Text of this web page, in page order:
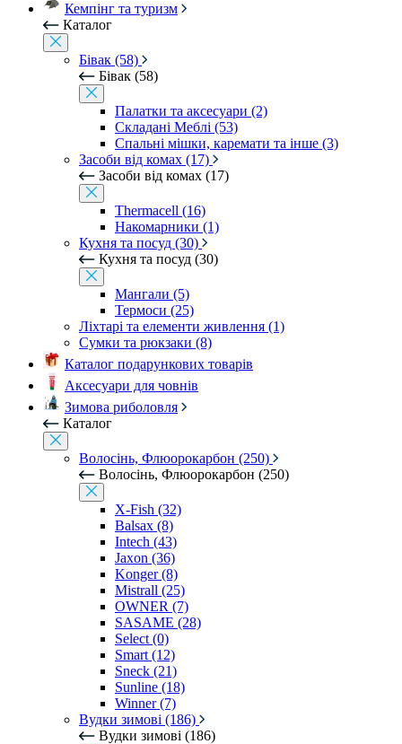
Кемпінг та туризм
Каталог
Бівак (58)
Бівак (58)
Палатки та аксесуари (2)
Складані Меблі (53)
Спальні мішки, каремати та інше (3)
Засоби від комах (17)
Засоби від комах (17)
Thermacell (16)
Накомарники (1)
Кухня та посуд (30)
Кухня та посуд (30)
Мангали (5)
Термоси (25)
Ліхтарі та елементи живлення (1)
Сумки та рюкзаки (8)
Каталог подарункових товарів
Аксесуари для човнів
Зимова риболовля
Каталог
Волосінь, Флюорокарбон (250)
Волосінь, Флюорокарбон (250)
X-Fish (32)
Balsax (8)
Intech (43)
Jaxon (36)
Konger (8)
Mistrall (25)
OWNER (7)
SASAME (28)
Select (0)
Smart (12)
Sneck (21)
Sunline (18)
Winner (7)
Вудки зимові (186)
Вудки зимові (186)